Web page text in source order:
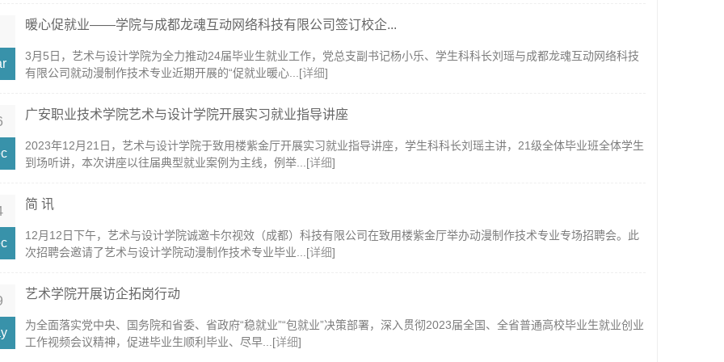
暖心促就业——学院与成都龙魂互动网络科技有限公司签订校企...
3月5日，艺术与设计学院为全力推动24届毕业生就业工作，党总支副书记杨小乐、学生科科长刘瑶与成都龙魂互动网络科技
有限公司就动漫制作技术专业近期开展的“促就业暖心...[详细]
广安职业技术学院艺术与设计学院开展实习就业指导讲座
2023年12月21日，艺术与设计学院于致用楼紫金厅开展实习就业指导讲座，学生科科长刘瑶主讲，21级全体毕业班全体学生
到场听讲，本次讲座以往届典型就业案例为主线，例举...[详细]
简 讯
12月12日下午，艺术与设计学院诚邀卡尔视效（成都）科技有限公司在致用楼紫金厅举办动漫制作技术专业专场招聘会。此
次招聘会邀请了艺术与设计学院动漫制作技术专业毕业...[详细]
艺术学院开展访企拓岗行动
为全面落实党中央、国务院和省委、省政府“稳就业”“包就业”决策部署，深入贯彻2023届全国、全省普通高校毕业生就业创业
工作视频会议精神，促进毕业生顺利毕业、尽早...[详细]